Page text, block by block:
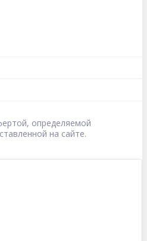
определяемой
на сайте.